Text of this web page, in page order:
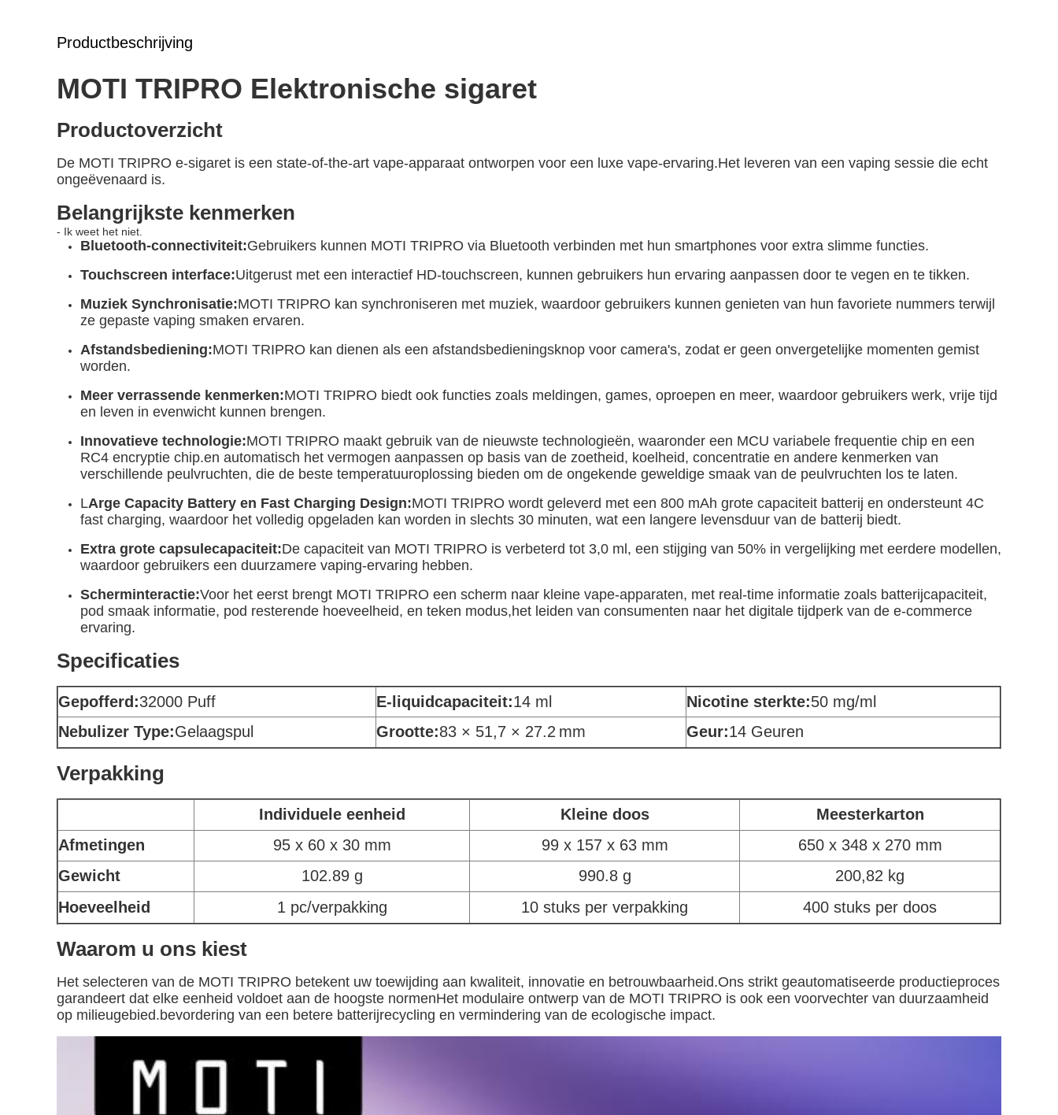
Productbeschrijving
MOTI TRIPRO Elektronische sigaret
Productoverzicht
De MOTI TRIPRO e-sigaret is een state-of-the-art vape-apparaat ontworpen voor een luxe vape-ervaring.Het leveren van een vaping sessie die echt
ongeëvenaard is.
Belangrijkste kenmerken
- Ik weet het niet.
Bluetooth-connectiviteit:Gebruikers kunnen MOTI TRIPRO via Bluetooth verbinden met hun smartphones voor extra slimme functies.
Touchscreen interface:Uitgerust met een interactief HD-touchscreen, kunnen gebruikers hun ervaring aanpassen door te vegen en te tikken.
Muziek Synchronisatie:MOTI TRIPRO kan synchroniseren met muziek, waardoor gebruikers kunnen genieten van hun favoriete nummers terwijl
ze gepaste vaping smaken ervaren.
Afstandsbediening:MOTI TRIPRO kan dienen als een afstandsbedieningsknop voor camera's, zodat er geen onvergetelijke momenten gemist
worden.
Meer verrassende kenmerken:MOTI TRIPRO biedt ook functies zoals meldingen, games, oproepen en meer, waardoor gebruikers werk, vrije tijd
en leven in evenwicht kunnen brengen.
Innovatieve technologie:MOTI TRIPRO maakt gebruik van de nieuwste technologieën, waaronder een MCU variabele frequentie chip en een
RC4 encryptie chip.en automatisch het vermogen aanpassen op basis van de zoetheid, koelheid, concentratie en andere kenmerken van
verschillende peulvruchten, die de beste temperatuuroplossing bieden om de ongekende geweldige smaak van de peulvruchten los te laten.
LArge Capacity Battery en Fast Charging Design:MOTI TRIPRO wordt geleverd met een 800 mAh grote capaciteit batterij en ondersteunt 4C
fast charging, waardoor het volledig opgeladen kan worden in slechts 30 minuten, wat een langere levensduur van de batterij biedt.
Extra grote capsulecapaciteit:De capaciteit van MOTI TRIPRO is verbeterd tot 3,0 ml, een stijging van 50% in vergelijking met eerdere modellen,
waardoor gebruikers een duurzamere vaping-ervaring hebben.
Scherminteractie:Voor het eerst brengt MOTI TRIPRO een scherm naar kleine vape-apparaten, met real-time informatie zoals batterijcapaciteit,
pod smaak informatie, pod resterende hoeveelheid, en teken modus,het leiden van consumenten naar het digitale tijdperk van de e-commerce
ervaring.
Specificaties
Gepofferd:32000 Puff E-liquidcapaciteit:14 ml Nicotine sterkte:50 mg/ml
Nebulizer Type:Gelaagspul Grootte:83 × 51,7 × 27.2 mm Geur:14 Geuren
Verpakking
Individuele eenheid Kleine doos
Meesterkarton
Afmetingen
95 x 60 x 30 mm 99 x 157 x 63 mm
650 x 348 x 270 mm
Gewicht
102.89 g 990.8 g
200,82 kg
Hoeveelheid
1 pc/verpakking 10 stuks per verpakking 400 stuks per doos
Waarom u ons kiest
Het selecteren van de MOTI TRIPRO betekent uw toewijding aan kwaliteit, innovatie en betrouwbaarheid.Ons strikt geautomatiseerde productieproces
garandeert dat elke eenheid voldoet aan de hoogste normenHet modulaire ontwerp van de MOTI TRIPRO is ook een voorvechter van duurzaamheid
op milieugebied.bevordering van een betere batterijrecycling en vermindering van de ecologische impact.